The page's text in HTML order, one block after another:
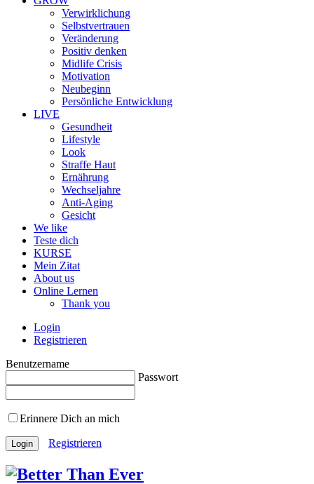
Verwirklichung
Selbstvertrauen
Veränderung
Positiv denken
Midlife Crisis
Motivation
Neubeginn
Persönliche Entwicklung
LIVE
Gesundheit
Lifestyle
Look
Straffe Haut
Ernährung
Wechseljahre
Anti-Aging
Gesicht
We like
Teste dich
KURSE
Mein Zitat
About us
Online Lernen
Thank you
Login
Registrieren
Benutzername
Passwort
Erinnere Dich an mich
Registrieren